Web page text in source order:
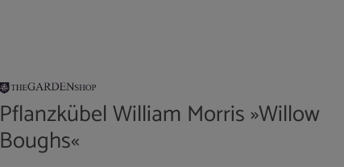
Pflanzkübel William Morris »Willow
Boughs«